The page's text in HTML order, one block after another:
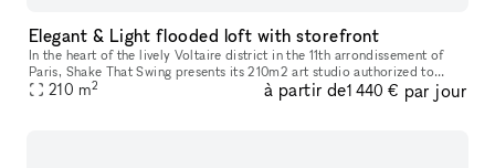
Elegant & Light flooded loft with storefront
In the heart of the lively Voltaire district in the 11th arrondissement of
Paris, Shake That Swing presents its 210m2 art studio authorized to
receive the public (E.R.P french norm) It is in a light-
210 m2 à partir de1 440 € par jour